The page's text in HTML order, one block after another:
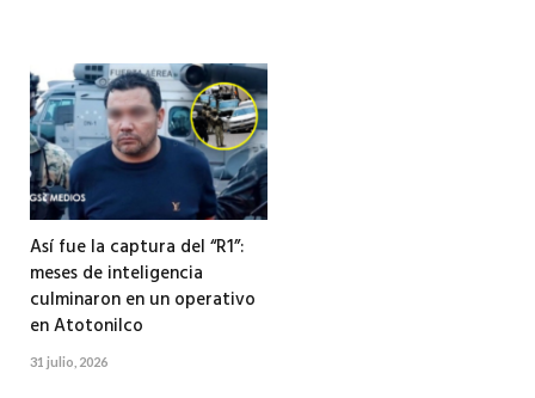
Así fue la captura del “R1”:
meses de inteligencia
culminaron en un operativo
en Atotonilco
31 julio, 2026